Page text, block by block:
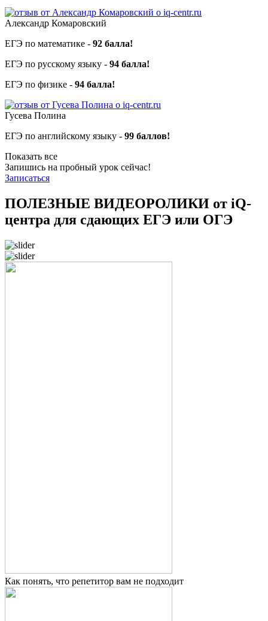
Александр Комаровский
ЕГЭ по математике - 92 балла!
ЕГЭ по русскому языку - 94 балла!
ЕГЭ по физике - 94 балла!
Гусева Полина
ЕГЭ по английскому языку - 99 баллов!
Показать все
Запишись на пробный урок сейчас!
Записаться
ПОЛЕЗНЫЕ ВИДЕОРОЛИКИ от iQ-
центра для сдающих ЕГЭ или ОГЭ
Как понять, что репетитор вам не подходит